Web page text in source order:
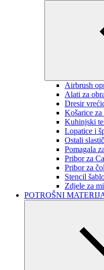
Airbrush
Alati za
Dresir
Košarice
Kuhinjski
Lopatice i
Ostali
Pomagala
Pribor za
Pribor za
Stencil
Zdjele za
POTROŠNI